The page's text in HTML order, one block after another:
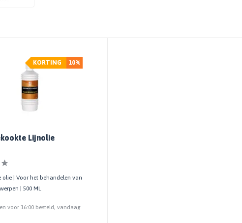
10%
KORTING
Lijnolie
olie | Voor het behandelen van
| 500 ML
voor 16:00 besteld, vandaag